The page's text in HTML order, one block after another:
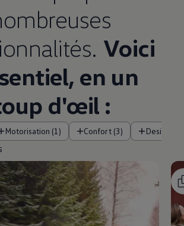
Voici
en un
d'œil :
Motorisation (1) Confort (3) Design (1)